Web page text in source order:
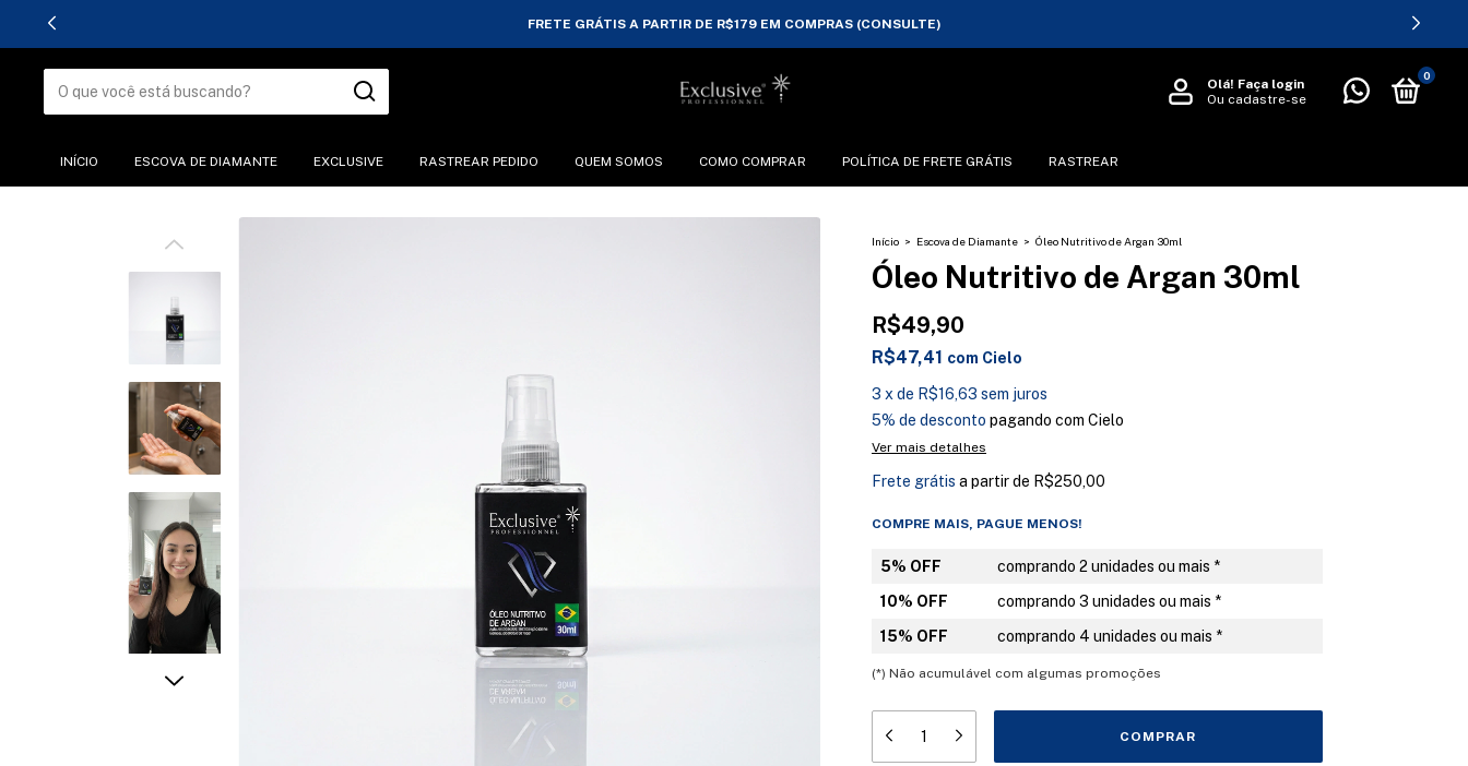
PARCELAMENTO EM ATÉ 3X SEM JUROS
Olá! Faça login
Ou cadastre-se
0
INÍCIO ESCOVA DE DIAMANTE EXCLUSIVE RASTREAR PEDIDO QUEM SOMOS COMO COMPRAR POLÍTICA DE FRETE GRÁTIS RASTREAR
Início > Escova de Diamante > Óleo Nutritivo de Argan 30ml
Óleo Nutritivo de Argan 30ml
R$49,90
R$47,41 com Cielo
3 x de R$16,63 sem juros
5% de desconto pagando com Cielo
Ver mais detalhes
Frete grátis a partir de R$250,00
COMPRE MAIS, PAGUE MENOS!
5% OFF
comprando 2 unidades ou mais *
10% OFF
comprando 3 unidades ou mais *
15% OFF
comprando 4 unidades ou mais *
(*) Não acumulável com algumas promoções